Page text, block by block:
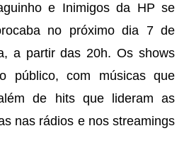
e Inimigos da HP se
no próximo dia 7 de
a partir das 20h. Os shows
público, com músicas que
de hits que lideram as
nas rádios e nos streamings